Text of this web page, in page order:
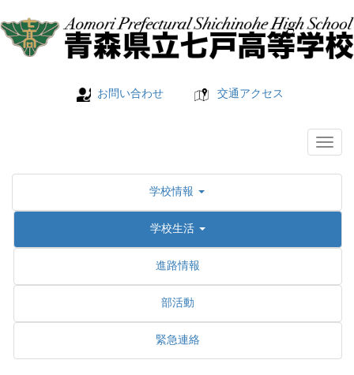
お問い合わせ 交通アクセス
学校情報
学校生活
進路情報
部活動
緊急連絡